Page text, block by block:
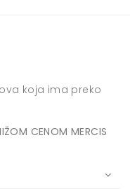
koja ima preko
CENOM MERCIS